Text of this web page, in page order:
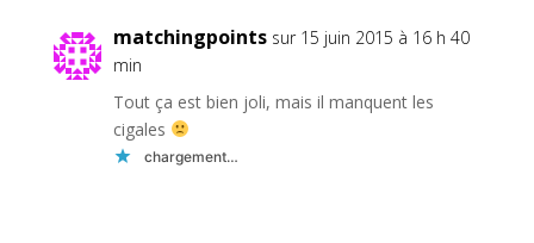
matchingpoints sur 15 juin 2015 à 16 h 40
min
Tout ça est bien joli, mais il manquent les
cigales
chargement…